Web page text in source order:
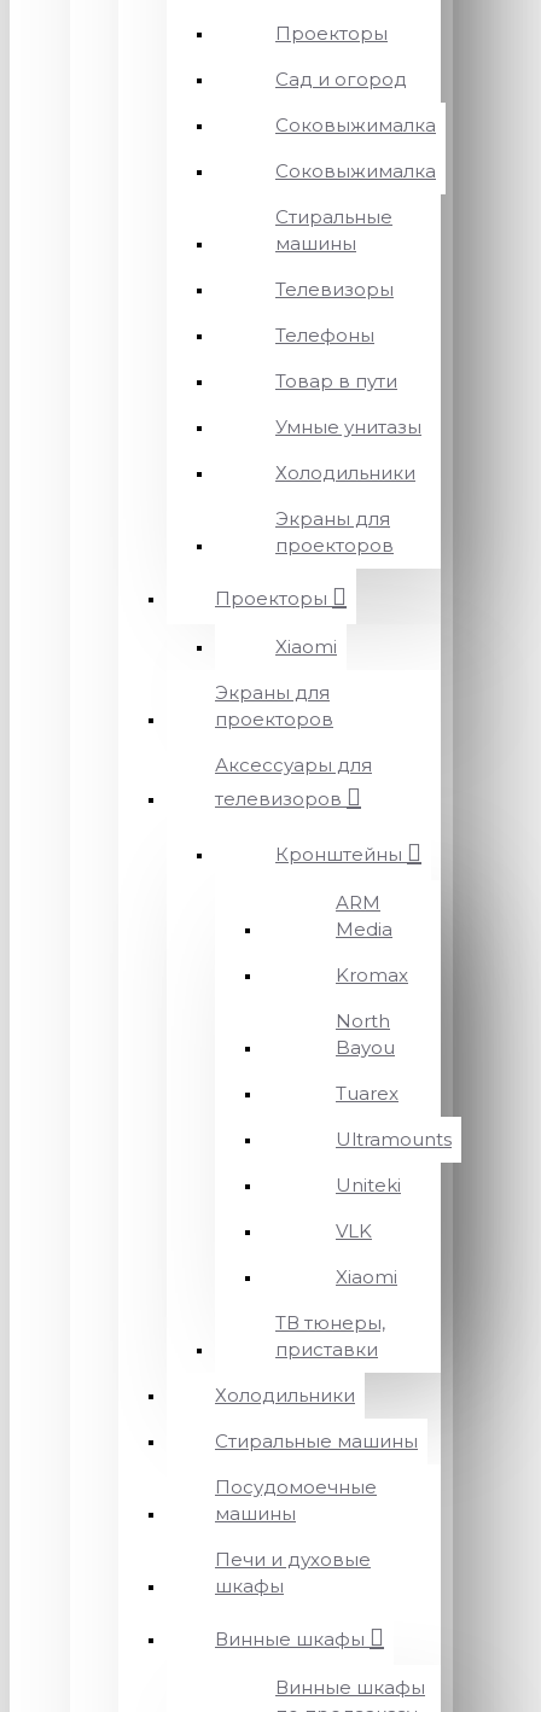
Проекторы
Сад и огород
Соковыжималка
Соковыжималка
Стиральные
машины
Телевизоры
Телефоны
Товар в пути
Умные унитазы
Холодильники
Экраны для
проекторов
Проекторы
Xiaomi
Экраны для
проекторов
Аксессуары для
телевизоров
Кронштейны
ARM
Media
Kromax
North
Bayou
Tuarex
Ultramounts
Uniteki
VLK
Xiaomi
ТВ тюнеры,
приставки
Холодильники
Стиральные машины
Посудомоечные
машины
Печи и духовые
шкафы
Винные шкафы
Винные шкафы